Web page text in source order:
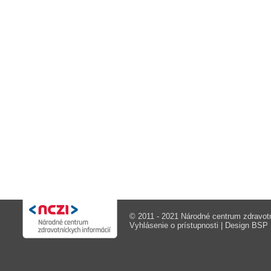
© 2011 - 2021 Národné centrum
Vyhlásenie o prístupnosti | Design BSP